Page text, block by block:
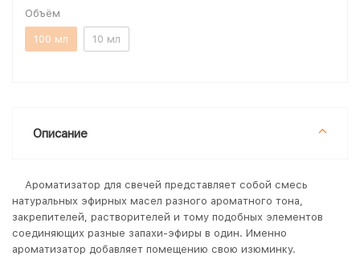
Объём
100 мл 10 мл
Описание
Ароматизатор для свечей представляет собой смесь
натуральных эфирных масел разного ароматного тона,
закрепителей, растворителей и тому подобных элементов
соединяющих разные запахи-эфиры в один. Именно
ароматизатор добавляет помещению свою изюминку.